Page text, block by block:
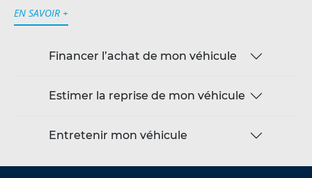
EN SAVOIR +
Financer l’achat de mon véhicule
Estimer la reprise de mon véhicule
Entretenir mon véhicule